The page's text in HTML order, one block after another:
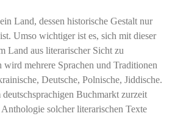
Land, dessen historische Gestalt nur
Umso wichtiger ist es, sich mit dieser
Land aus literarischer Sicht zu
wird mehrere Sprachen und Traditionen
Deutsche, Polnische, Jiddische.
Buchmarkt zurzeit
Anthologie solcher literarischen Texte